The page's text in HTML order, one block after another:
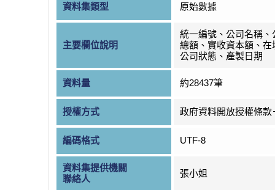
資料集類型 原始數據
主要欄位說明
統一編號、公司名稱、
總額、實收資本額、在
公司狀態、產製日期
資料量 約28437筆
授權方式 政府資料開放授權條款
編碼格式 UTF-8
資料集提供機關
聯絡人
張小姐